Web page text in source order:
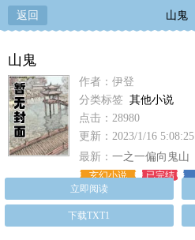
返回 山鬼
山鬼
作者：伊登
分类标签 其他小说
点击：28980
更新：2023/1/16 5:08:25
最新： 一之一偏向鬼山
玄幻小说 已完结
立即阅读
下载TXT1